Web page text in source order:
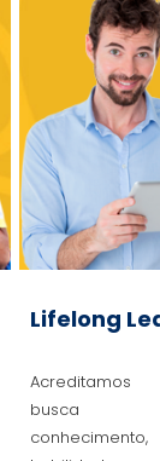
Lifelong
busca